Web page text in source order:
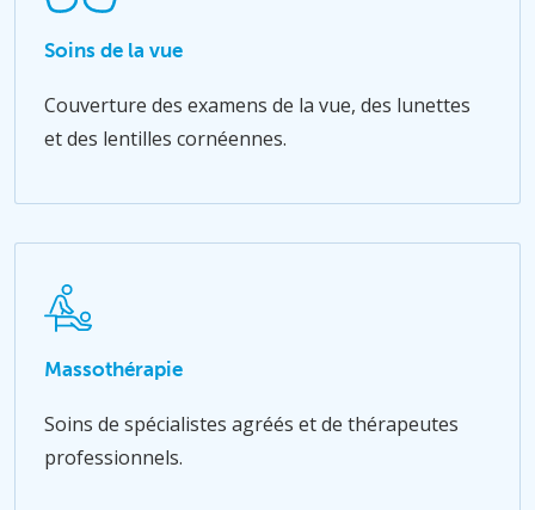
Soins de la vue
Couverture des examens de la vue, des lunettes
et des lentilles cornéennes.
Massothérapie
Soins de spécialistes agréés et de thérapeutes
professionnels.